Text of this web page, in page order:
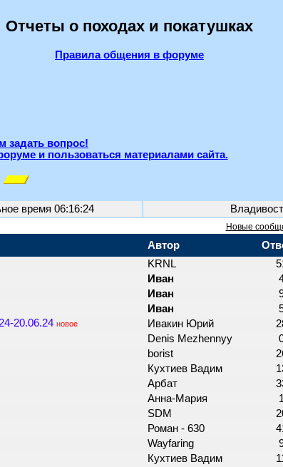
Отчеты о походах и покатушках
Правила общения в форуме
задать вопрос!
и пользоваться материалами сайта.
время 06:16:24
Новые
Автор
KRNL
Иван
Иван
Иван
20.06.24 новое Ивакин Юрий
Denis Mezhennyy
borist
Кухтиев Вадим
Арбат
Анна-Мария 1
SDM
Роман - 630
Wayfaring
Кухтиев Вадим